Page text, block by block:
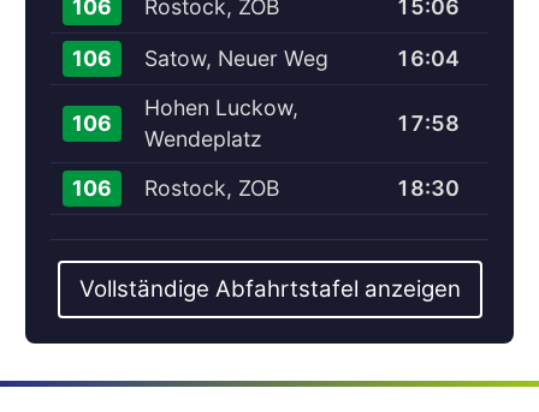
106 Rostock, ZOB 15:06
106 Satow, Neuer Weg 16:04
106
Hohen Luckow,
Wendeplatz
17:58
106 Rostock, ZOB 18:30
Vollständige Abfahrtstafel anzeigen